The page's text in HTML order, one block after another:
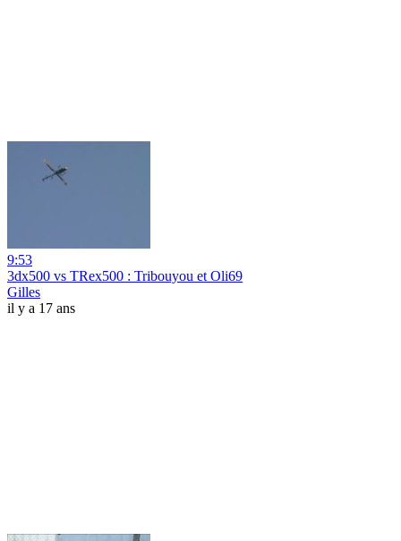
9:53
3dx500 vs TRex500 : Tribouyou et Oli69
Gilles
il y a 17 ans